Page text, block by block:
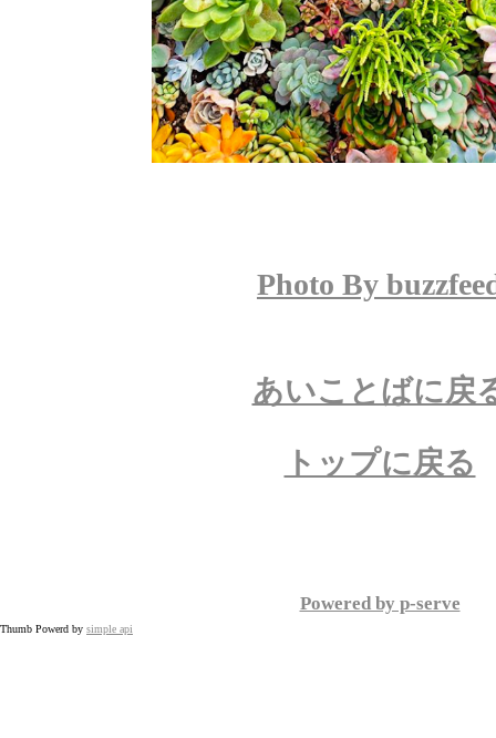
Photo By
あいことばに戻
トップに戻る
Powered by p-serve
Thumb Powerd by simple api